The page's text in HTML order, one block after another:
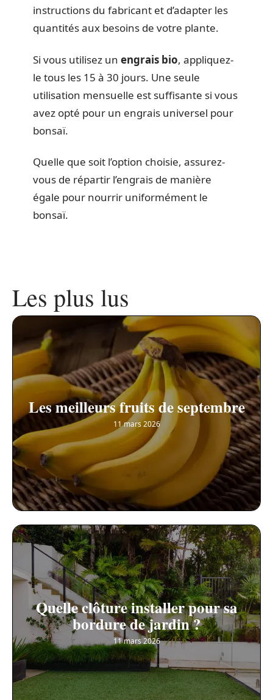
instructions du fabricant et d’adapter les
quantités aux besoins de votre plante.
Si vous utilisez un engrais bio, appliquez-
le tous les 15 à 30 jours. Une seule
utilisation mensuelle est suffisante si vous
avez opté pour un engrais universel pour
bonsaï.
Quelle que soit l’option choisie, assurez-
vous de répartir l’engrais de manière
égale pour nourrir uniformément le
bonsaï.
Les plus lus
Les meilleurs fruits de septembre
11 mars 2026
Quelle clôture installer pour sa
bordure de jardin ?
11 mars 2026